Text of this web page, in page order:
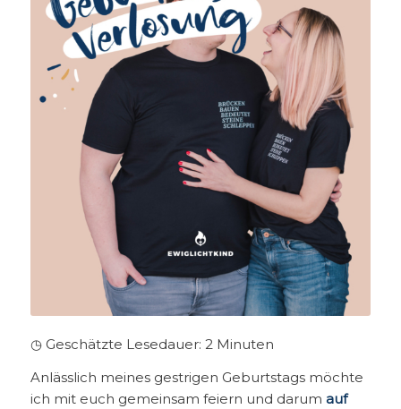
◷ Geschätzte Lesedauer: 2 Minuten
Anlässlich meines gestrigen Geburtstags möchte
ich mit euch gemeinsam feiern und darum auf